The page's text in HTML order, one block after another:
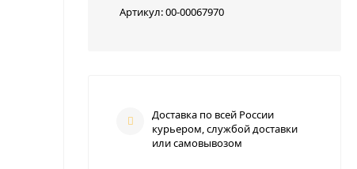
Артикул:00-00067970
Доставка по всей России
курьером, службой доставки
или самовывозом